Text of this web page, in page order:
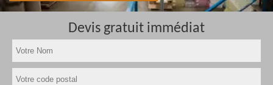
Devis gratuit immédiat